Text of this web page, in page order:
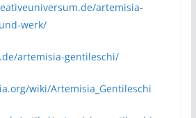
artemisia-
werk/
artemisia-gentileschi/
wiki/Artemisia_Gentileschi